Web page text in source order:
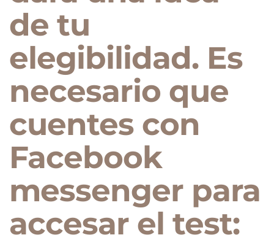
de tu
elegibilidad. Es
necesario que
cuentes con
Facebook
messenger para
accesar el test: